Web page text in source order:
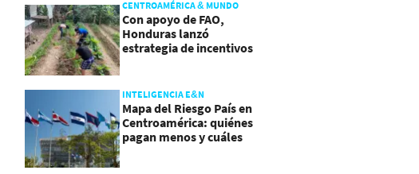
CENTROAMÉRICA & MUNDO
Con apoyo de FAO,
Honduras lanzó
estrategia de incentivos
INTELIGENCIA E&N
Mapa del Riesgo País en
Centroamérica: quiénes
pagan menos y cuáles